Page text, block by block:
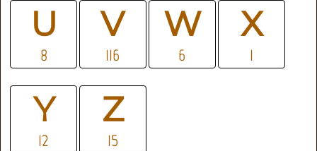
U
8
V
116
W
6
X
1
Y
12
Z
15